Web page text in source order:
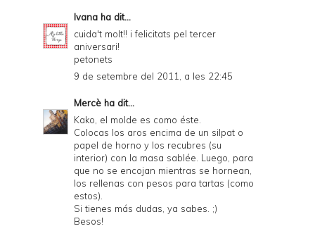
Ivana ha dit...
cuida't molt!! i felicitats pel tercer
aniversari!
petonets
9 de setembre del 2011, a les 22:45
Mercè ha dit...
Kako, el molde es como éste
Colocas los aros encima de un silpat o
papel de horno y los recubres (su
interior) con la masa sablée. Luego, para
que no se encojan mientras se hornean,
los rellenas con pesos para tartas (como
estos).
Si tienes más dudas, ya sabes. ;)
Besos!